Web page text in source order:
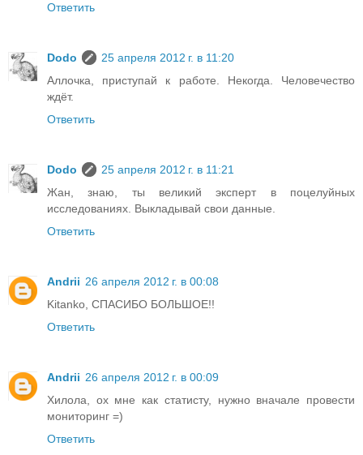
Ответить
Dodo
25 апреля 2012 г. в 11:20
Аллочка, приступай к работе. Некогда. Человечество
ждёт.
Ответить
Dodo
25 апреля 2012 г. в 11:21
Жан, знаю, ты великий эксперт в поцелуйных
исследованиях. Выкладывай свои данные.
Ответить
Andrii 26 апреля 2012 г. в 00:08
Kitanko, СПАСИБО БОЛЬШОЕ!!
Ответить
Andrii 26 апреля 2012 г. в 00:09
Хилола, ох мне как статисту, нужно вначале провести
мониторинг =)
Ответить